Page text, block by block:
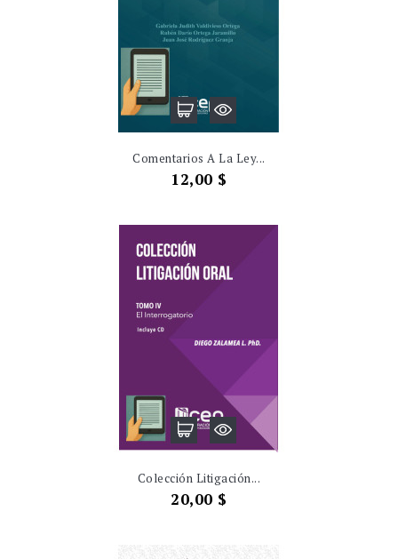
Comentarios A La Ley...
Precio
12,00 $
Colección Litigación...
Precio
20,00 $